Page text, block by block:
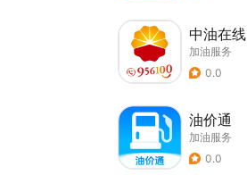
中油在线
加油服务
0.0
油价通
加油服务
0.0